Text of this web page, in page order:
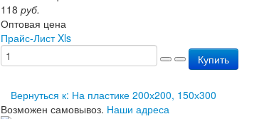
118 руб.
Оптовая цена
Прайс-Лист Xls
Купить
Вернуться к: На пластике 200х200, 150х300
Возможен самовывоз. Наши адреса